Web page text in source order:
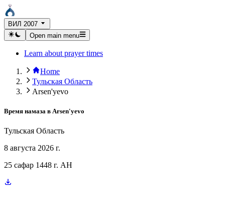
ВИЛ 2007
Open main menu
Learn about prayer times
Home
Тульская Область
Arsen'yevo
Время намаза в Arsen'yevo
Тульская Область
8 августа 2026 г.
25 сафар 1448 г. AH